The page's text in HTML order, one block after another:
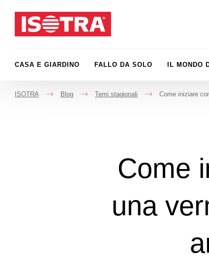
CASA E GIARDINO FALLO DA SOLO IL MONDO
ISOTRA
->
Blog
->
Temi stagionali
->
Come iniziare
Come
una